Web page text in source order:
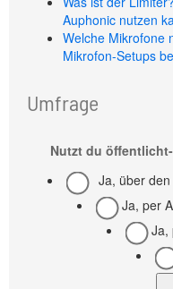
Auphonic nutzen
Welche Mikrofone
Mikrofon-Setups
Umfrage
Nutzt du
Ja, über
Ja, per
Ja,